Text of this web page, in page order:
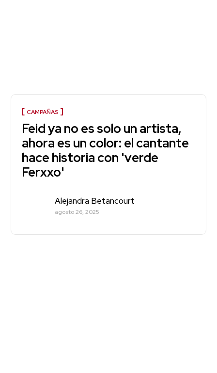
CAMPAÑAS
Feid ya no es solo un artista,
ahora es un color: el cantante
hace historia con 'verde
Ferxxo'
Alejandra Betancourt
agosto 26, 2025